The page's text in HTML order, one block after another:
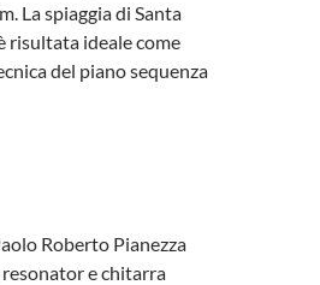
La spiaggia di Santa
risultata ideale come
del piano sequenza
Roberto Pianezza
resonator e chitarra